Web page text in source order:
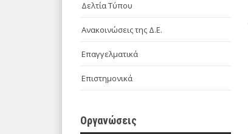
Δελτία Τύπου
Ανακοινώσεις της Δ.Ε.
Επαγγελματικά
Επιστημονικά
Οργανώσεις